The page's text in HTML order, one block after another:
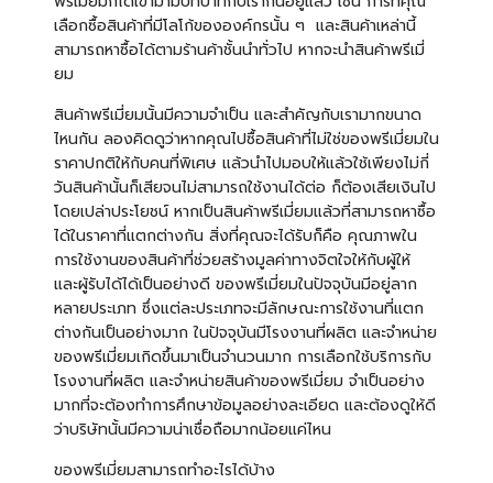
เลือกซื้อสินค้าที่มีโลโก้ขององค์กรนั้น ๆ และสินค้าเหล่านี้
สามารถหาซื้อได้ตามร้านค้าชั้นนำทั่วไป หากจะนำสินค้าพรีเมี่
ยม
สินค้าพรีเมี่ยมนั้นมีความจำเป็น และสำคัญกับเรามากขนาด
ไหนกัน ลองคิดดูว่าหากคุณไปซื้อสินค้าที่ไม่ใช่ของพรีเมี่ยมใน
ราคาปกติให้กับคนที่พิเศษ แล้วนำไปมอบให้แล้วใช้เพียงไม่กี่
วันสินค้านั้นก็เสียจนไม่สามารถใช้งานได้ต่อ ก็ต้องเสียเงินไป
โดยเปล่าประโยชน์ หากเป็นสินค้าพรีเมี่ยมแล้วที่สามารถหาซื้อ
ได้ในราคาที่แตกต่างกัน สิ่งที่คุณจะได้รับก็คือ คุณภาพใน
การใช้งานของสินค้าที่ช่วยสร้างมูลค่าทางจิตใจให้กับผู้ให้
และผู้รับได้ได้เป็นอย่างดี ของพรีเมี่ยมในปัจจุบันมีอยู่ลาก
หลายประเภท ซึ่งแต่ละประเภทจะมีลักษณะการใช้งานที่แตก
ต่างกันเป็นอย่างมาก ในปัจจุบันมีโรงงานที่ผลิต และจำหน่าย
ของพรีเมี่ยมเกิดขึ้นมาเป็นจำนวนมาก การเลือกใช้บริการกับ
โรงงานที่ผลิต และจำหน่ายสินค้าของพรีเมี่ยม จำเป็นอย่าง
มากที่จะต้องทำการศึกษาข้อมูลอย่างละเอียด และต้องดูให้ดี
ว่าบริษัทนั้นมีความน่าเชื่อถือมากน้อยแค่ไหน
ของพรีเมี่ยมสามารถทำอะไรได้บ้าง